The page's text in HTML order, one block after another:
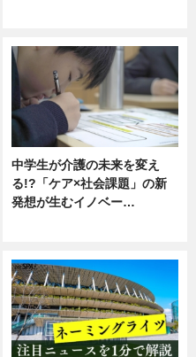
中学生が介護の未来を変え
る!?「ケア×社会課題」の新
発想が生むイノベー…